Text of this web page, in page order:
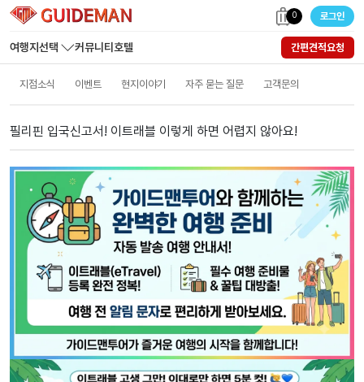
0 로그인
여행지선택 커뮤니티 호텔 간편견적요청
지점소식 이벤트 현지이야기 자주 묻는 질문 고객문의
필리핀 입국신고서! 이트래블 이렇게 하면 어렵지 않아요!